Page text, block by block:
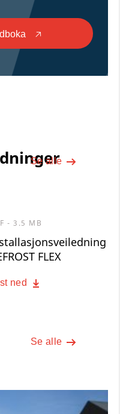
🡥
Se alle
- 3.5 MB
FLEX
ned
Se alle